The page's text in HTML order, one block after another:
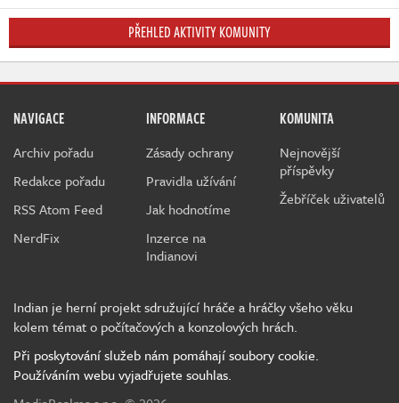
PŘEHLED AKTIVITY KOMUNITY
NAVIGACE
Archiv pořadu
Redakce pořadu
RSS Atom Feed
NerdFix
INFORMACE
Zásady ochrany
Pravidla užívání
Jak hodnotíme
Inzerce na
Indianovi
KOMUNITA
Nejnovější
příspěvky
Žebříček uživatelů
Indian je herní projekt sdružující hráče a hráčky všeho věku
kolem témat o počítačových a konzolových hrách.
Při poskytování služeb nám pomáhají soubory cookie.
Používáním webu vyjadřujete souhlas.